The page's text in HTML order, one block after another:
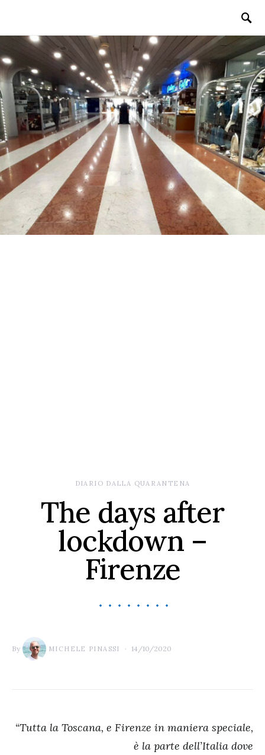
DIARIO DALLA QUARANTENA
The days after
lockdown –
Firenze
By MICHELE PINASSI 14/10/2020
“Tutta la Toscana, e Firenze in maniera speciale,
è la parte dell’Italia dove